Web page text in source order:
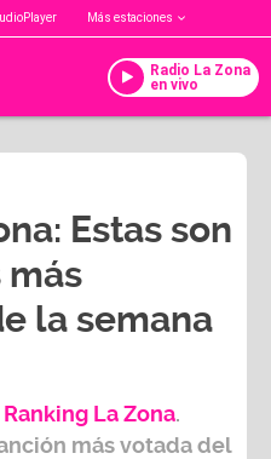
Más estaciones
Radio La Zona
en vivo
Estas son
más
la semana
Ranking La Zona.
más votada del